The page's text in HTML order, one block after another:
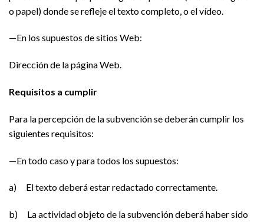
o papel) donde se refleje el texto completo, o el vídeo.
—En los supuestos de sitios Web:
Dirección de la página Web.
Requisitos a cumplir
Para la percepción de la subvención se deberán cumplir los
siguientes requisitos:
—En todo caso y para todos los supuestos:
a) El texto deberá estar redactado correctamente.
b) La actividad objeto de la subvención deberá haber sido